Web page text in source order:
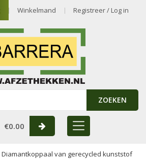
Winkelmand Registreer / Log in
ZOEKEN
€0.00
Diamantkoppaal van gerecycled kunststof